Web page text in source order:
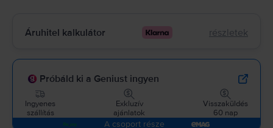
Áruhitel kalkulátor részletek
Próbáld ki a Geniust ingyen
Ingyenes
szállítás
Exkluzív
ajánlatok
Visszaküldés
60 nap
A csoport része